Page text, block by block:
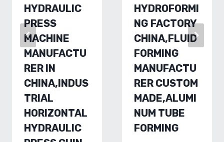
HYDRAULIC
PRESS
MACHINE
MANUFACTU
RER IN
CHINA,INDUS
TRIAL
HORIZONTAL
HYDRAULIC
HYDROFORMI
NG FACTORY
CHINA,FLUID
FORMING
MANUFACTU
RER CUSTOM
MADE,ALUMI
NUM TUBE
FORMING